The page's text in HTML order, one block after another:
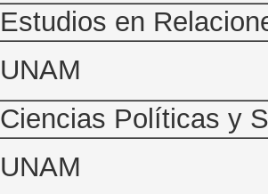
Estudios en
UNAM
Ciencias Políticas y
UNAM